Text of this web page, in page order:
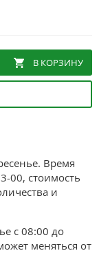
Время
00, стоимость
и
с 08:00 до
меняться от